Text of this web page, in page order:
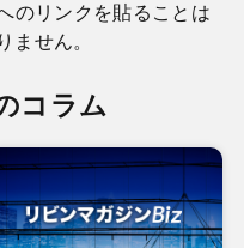
のリンクを貼ることは
ません。
コラム